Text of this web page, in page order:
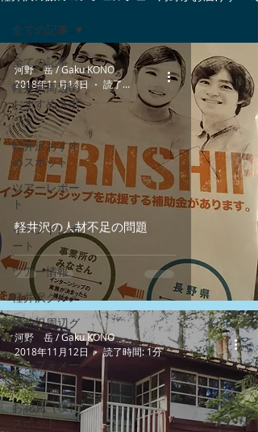
全ての記事
軽井沢周辺の
おすすめスポ
ット
軽井沢おすす
めスポット
ツアーレポー
ト
イベントレポ
ート
ツアー情報
軽井沢グルメ
軽井沢周辺グ
ルメ
インフォメー
ション
お花見（桜）
スポット
全ての記事
軽井沢の人材不足の問題
河野 岳 / Gaku KONO
2018年11月14日
読了時間: 1分
河野 岳 / Gaku KONO
2018年11月12日
読了時間: 1分